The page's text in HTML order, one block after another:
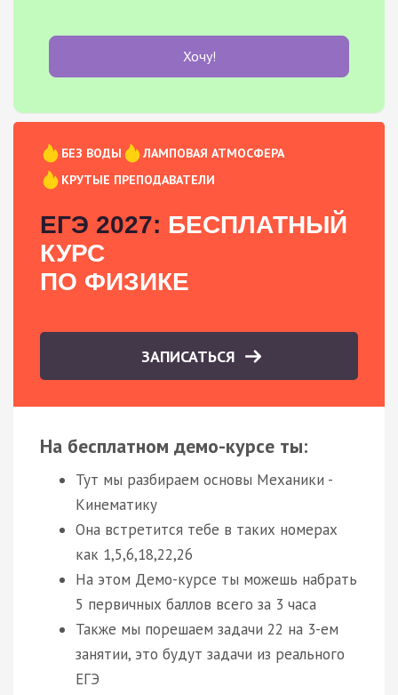
Хочу!
БЕЗ ВОДЫ
ЛАМПОВАЯ АТМОСФЕРА
КРУТЫЕ ПРЕПОДАВАТЕЛИ
ЕГЭ 2027: БЕСПЛАТНЫЙ
КУРС
ПО ФИЗИКЕ
ЗАПИСАТЬСЯ
На бесплатном демо-курсе ты:
Тут мы разбираем основы Механики -
Кинематику
Она встретится тебе в таких номерах
как 1,5,6,18,22,26
На этом Демо-курсе ты можешь набрать
5 первичных баллов всего за 3 часа
Также мы порешаем задачи 22 на 3-ем
занятии, это будут задачи из реального
ЕГЭ